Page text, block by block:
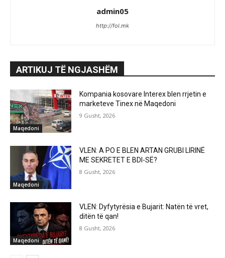
admin05
http://fol.mk
ARTIKUJ TË NGJASHËM
Maqedoni
Kompania kosovare Interex blen rrjetin e
marketeve Tinex në Maqedoni
9 Gusht, 2026
Maqedoni
VLEN: A PO E BLEN ARTAN GRUBI LIRINË
ME SEKRETET E BDI-SË?
8 Gusht, 2026
Maqedoni
VLEN: Dyfytyrësia e Bujarit: Natën të vret,
ditën të qan!
8 Gusht, 2026